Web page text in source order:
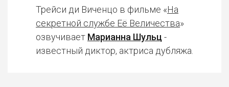
Трейси ди Виченцо в фильме «На
секретной службе Её Величества»
озвучивает Марианна Шульц -
известный диктор, актриса дубляжа.